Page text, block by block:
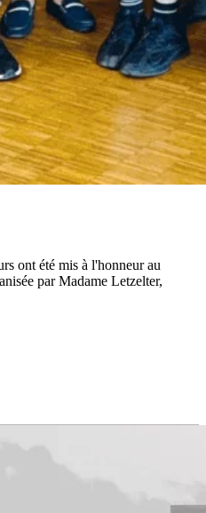
ont été mis à l'honneur au
par Madame Letzelter,